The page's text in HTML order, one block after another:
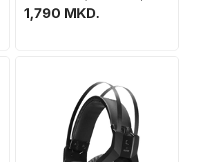
RGB, проѕирен
1,790 MKD.